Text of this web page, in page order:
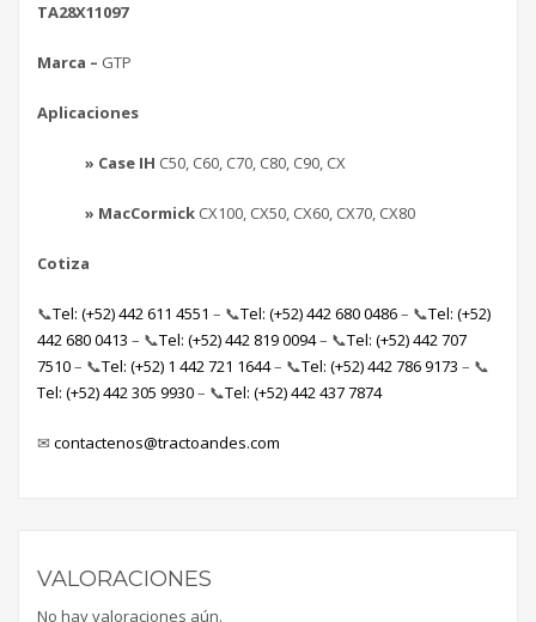
TA28X11097
Marca – GTP
Aplicaciones
» Case IH C50, C60, C70, C80, C90, CX
» MacCormick CX100, CX50, CX60, CX70, CX80
Cotiza
📞Tel: (+52) 442 611 4551 – 📞Tel: (+52) 442 680 0486– 📞Tel: (+52)
442 680 0413 – 📞Tel: (+52) 442 819 0094– 📞Tel: (+52) 442 707
7510– 📞Tel: (+52) 1 442 721 1644– 📞Tel: (+52) 442 786 9173 – 📞
Tel: (+52) 442 305 9930– 📞Tel: (+52) 442 437 7874
✉ contactenos@tractoandes.com
VALORACIONES
No hay valoraciones aún.